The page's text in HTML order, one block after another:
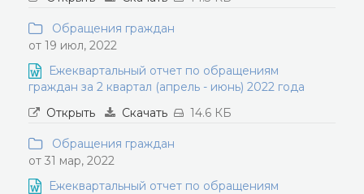
Обращения граждан
от 19 июл, 2022
Ежеквартальный отчет по обращениям
граждан за 2 квартал (апрель - июнь) 2022 года
Открыть
Скачать 14.6 КБ
Обращения граждан
от 31 мар, 2022
Ежеквартальный отчет по обращениям